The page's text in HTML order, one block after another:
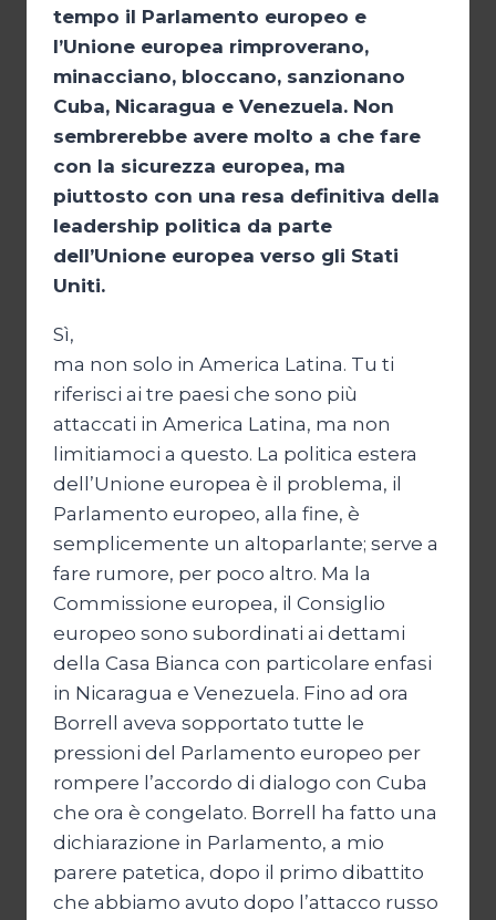
tempo il Parlamento europeo e
l’Unione europea rimproverano,
minacciano, bloccano, sanzionano
Cuba, Nicaragua e Venezuela. Non
sembrerebbe avere molto a che fare
con la sicurezza europea, ma
piuttosto con una resa definitiva della
leadership politica da parte
dell’Unione europea verso gli Stati
Uniti.
Sì,
ma non solo in America Latina. Tu ti
riferisci ai tre paesi che sono più
attaccati in America Latina, ma non
limitiamoci a questo. La politica estera
dell’Unione europea è il problema, il
Parlamento europeo, alla fine, è
semplicemente un altoparlante; serve a
fare rumore, per poco altro. Ma la
Commissione europea, il Consiglio
europeo sono subordinati ai dettami
della Casa Bianca con particolare enfasi
in Nicaragua e Venezuela. Fino ad ora
Borrell aveva sopportato tutte le
pressioni del Parlamento europeo per
rompere l’accordo di dialogo con Cuba
che ora è congelato. Borrell ha fatto una
dichiarazione in Parlamento, a mio
parere patetica, dopo il primo dibattito
che abbiamo avuto dopo l’attacco russo